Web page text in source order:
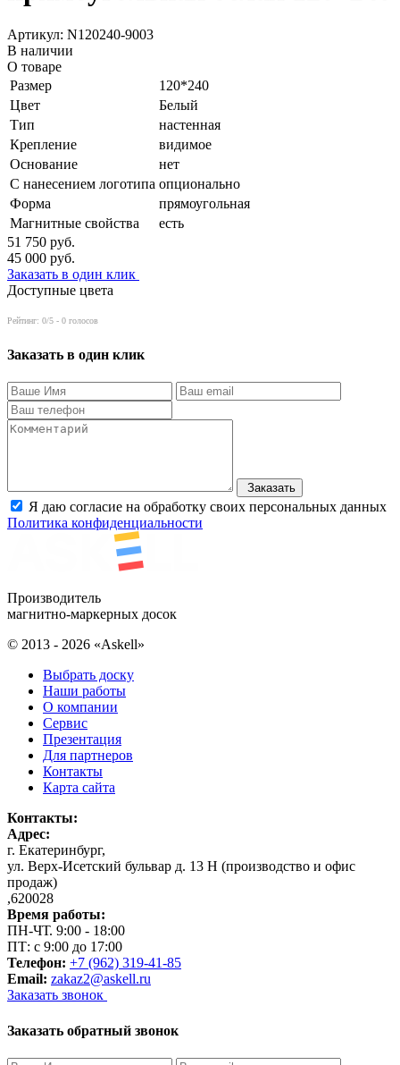
Артикул: N120240-9003
В наличии
О товаре
Размер
120*240
Цвет
Белый
Тип
настенная
Крепление
видимое
Основание
нет
С нанесением логотипа опционально
Форма
прямоугольная
Магнитные свойства
есть
51 750 руб.
45 000 руб.
Заказать в один клик
Доступные цвета
Рейтинг: 0/5 - 0 голосов
Заказать в один клик
Заказать
Я даю согласие на обработку своих персональных данных
Политика конфиденциальности
Производитель
магнитно-маркерных досок
© 2013 - 2026 «Askell»
Выбрать доску
Наши работы
О компании
Сервис
Презентация
Для партнеров
Контакты
Карта сайта
Контакты:
Адрес:
г. Екатеринбург,
ул. Верх-Исетский бульвар д. 13 Н (производство и офис
продаж)
,620028
Время работы:
ПН-ЧТ. 9:00 - 18:00
ПТ: с 9:00 до 17:00
Телефон: +7 (962) 319-41-85
Email: zakaz2@askell.ru
Заказать звонок
Заказать обратный звонок